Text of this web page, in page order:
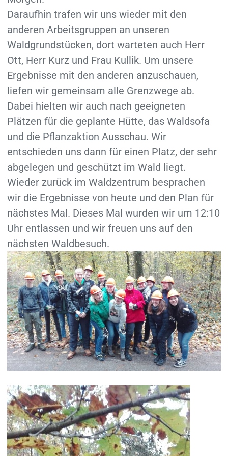
Daraufhin trafen wir uns wieder mit den
anderen Arbeitsgruppen an unseren
Waldgrundstücken, dort warteten auch Herr
Ott, Herr Kurz und Frau Kullik. Um unsere
Ergebnisse mit den anderen anzuschauen,
liefen wir gemeinsam alle Grenzwege ab.
Dabei hielten wir auch nach geeigneten
Plätzen für die geplante Hütte, das Waldsofa
und die Pflanzaktion Ausschau. Wir
entschieden uns dann für einen Platz, der sehr
abgelegen und geschützt im Wald liegt.
Wieder zurück im Waldzentrum besprachen
wir die Ergebnisse von heute und den Plan für
nächstes Mal. Dieses Mal wurden wir um 12:10
Uhr entlassen und wir freuen uns auf den
nächsten Waldbesuch.